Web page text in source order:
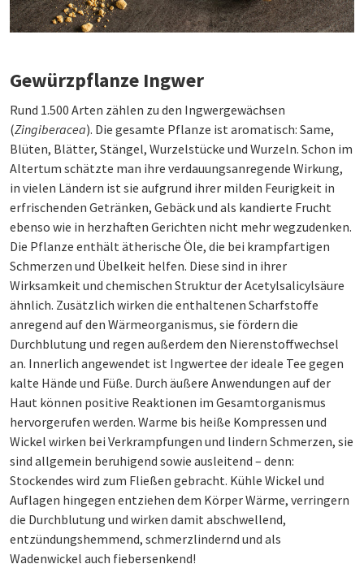
Gewürzpflanze Ingwer
Rund 1.500 Arten zählen zu den Ingwergewächsen
(Zingiberacea). Die gesamte Pflanze ist aromatisch: Same,
Blüten, Blätter, Stängel, Wurzelstücke und Wurzeln. Schon im
Altertum schätzte man ihre verdauungsanregende Wirkung,
in vielen Ländern ist sie aufgrund ihrer milden Feurigkeit in
erfrischenden Getränken, Gebäck und als kandierte Frucht
ebenso wie in herzhaften Gerichten nicht mehr wegzudenken.
Die Pflanze enthält ätherische Öle, die bei krampfartigen
Schmerzen und Übelkeit helfen. Diese sind in ihrer
Wirksamkeit und chemischen Struktur der Acetylsalicylsäure
ähnlich. Zusätzlich wirken die enthaltenen Scharfstoffe
anregend auf den Wärmeorganismus, sie fördern die
Durchblutung und regen außerdem den Nierenstoffwechsel
an. Innerlich angewendet ist Ingwertee der ideale Tee gegen
kalte Hände und Füße. Durch äußere Anwendungen auf der
Haut können positive Reaktionen im Gesamtorganismus
hervorgerufen werden. Warme bis heiße Kompressen und
Wickel wirken bei Verkrampfungen und lindern Schmerzen, sie
sind allgemein beruhigend sowie ausleitend – denn:
Stockendes wird zum Fließen gebracht. Kühle Wickel und
Auflagen hingegen entziehen dem Körper Wärme, verringern
die Durchblutung und wirken damit abschwellend,
entzündungshemmend, schmerzlindernd und als
Wadenwickel auch fiebersenkend!